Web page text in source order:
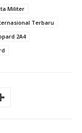
Militer
Terbaru
2A4